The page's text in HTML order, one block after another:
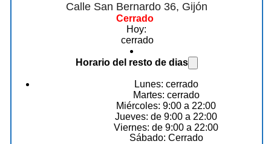
Calle San Bernardo 36, Gijón
Cerrado
Hoy:
cerrado
Horario del resto de dias
Lunes: cerrado
Martes: cerrado
Miércoles: 9:00 a 22:00
Jueves: de 9:00 a 22:00
Viernes: de 9:00 a 22:00
Sábado: Cerrado